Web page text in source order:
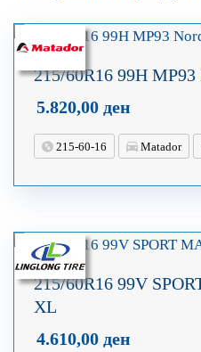
215/60R16 99H
5.820,00 ден
215-60-16 Matador
215/60R16 99V
XL
4.610,00 ден